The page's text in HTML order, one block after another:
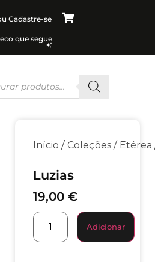
Cadastre-se
que segue
Início /Coleções / Etérea
Luzias
19,00€
Adicionar